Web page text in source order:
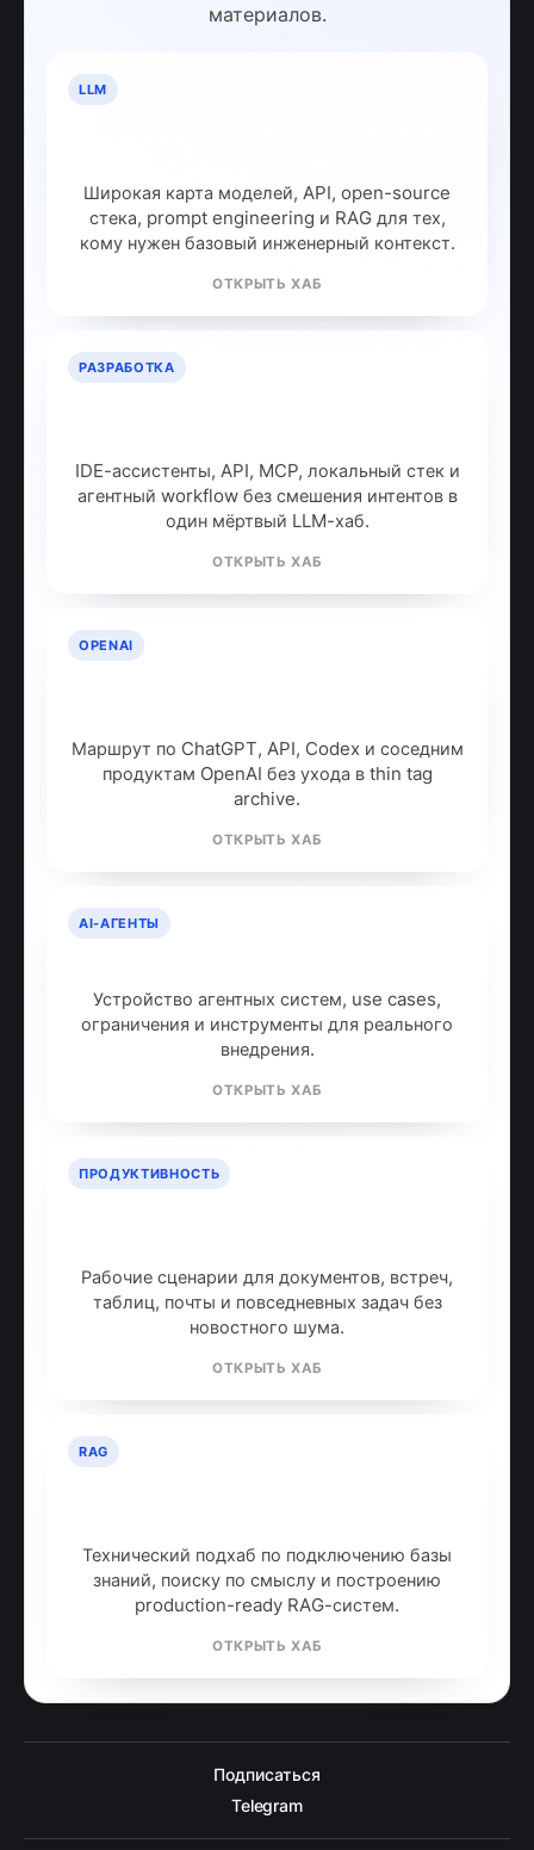
материалов.
LLM
Широкая карта моделей, API, open-source
стека, prompt engineering и RAG для тех,
кому нужен базовый инженерный контекст.
ОТКРЫТЬ ХАБ
РАЗРАБОТКА
IDE-ассистенты, API, MCP, локальный стек и
агентный workflow без смешения интентов в
один мёртвый LLM-хаб.
ОТКРЫТЬ ХАБ
OPENAI
Маршрут по ChatGPT, API, Codex и соседним
продуктам OpenAI без ухода в thin tag
archive.
ОТКРЫТЬ ХАБ
AI-АГЕНТЫ
Устройство агентных систем, use cases,
ограничения и инструменты для реального
внедрения.
ОТКРЫТЬ ХАБ
ПРОДУКТИВНОСТЬ
Рабочие сценарии для документов, встреч,
таблиц, почты и повседневных задач без
новостного шума.
ОТКРЫТЬ ХАБ
RAG
Технический подхаб по подключению базы
знаний, поиску по смыслу и построению
production-ready RAG-систем.
ОТКРЫТЬ ХАБ
Подписаться
Telegram